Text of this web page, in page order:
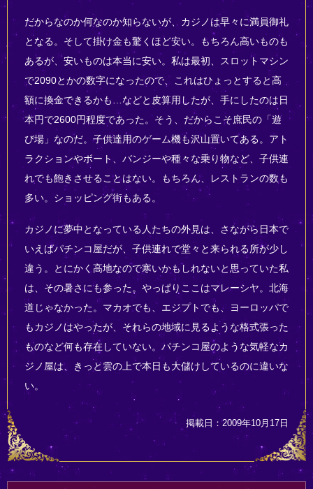
だからなのか何なのか知らないが、カジノは早々に満員御礼
となる。そして掛け金も驚くほど安い。もちろん高いものも
あるが、安いものは本当に安い。私は最初、スロットマシン
で2090とかの数字になったので、これはひょっとすると高
額に換金できるかも…などと皮算用したが、手にしたのは日
本円で2600円程度であった。そう、だからこそ庶民の「遊
び場」なのだ。子供達用のゲーム機も沢山置いてある。アト
ラクションやボート、バンジーや種々な乗り物など、子供連
れでも飽きさせることはない。もちろん、レストランの数も
多い。ショッピング街もある。
カジノに夢中となっている人たちの外見は、さながら日本で
いえばパチンコ屋だが、子供連れで堂々と来られる所が少し
違う。とにかく高地なので寒いかもしれないと思っていた私
は、その暑さにも参った。やっぱりここはマレーシヤ。北海
道じゃなかった。マカオでも、エジプトでも、ヨーロッパで
もカジノはやったが、それらの地域に見るような格式張った
ものなど何も存在していない。パチンコ屋のような気軽なカ
ジノ屋は、きっと雲の上で本日も大儲けしているのに違いな
い。
掲載日：2009年10月17日